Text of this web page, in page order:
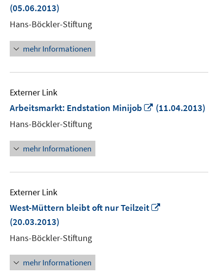
(05.06.2013)
Hans-Böckler-Stiftung
mehr Informationen
Externer Link
Arbeitsmarkt: Endstation Minijob
In
(11.04.2013)
Hans-Böckler-Stiftung
mehr Informationen
Externer Link
West-Müttern bleibt oft nur Teilzeit
(20.03.2013)
Hans-Böckler-Stiftung
mehr Informationen